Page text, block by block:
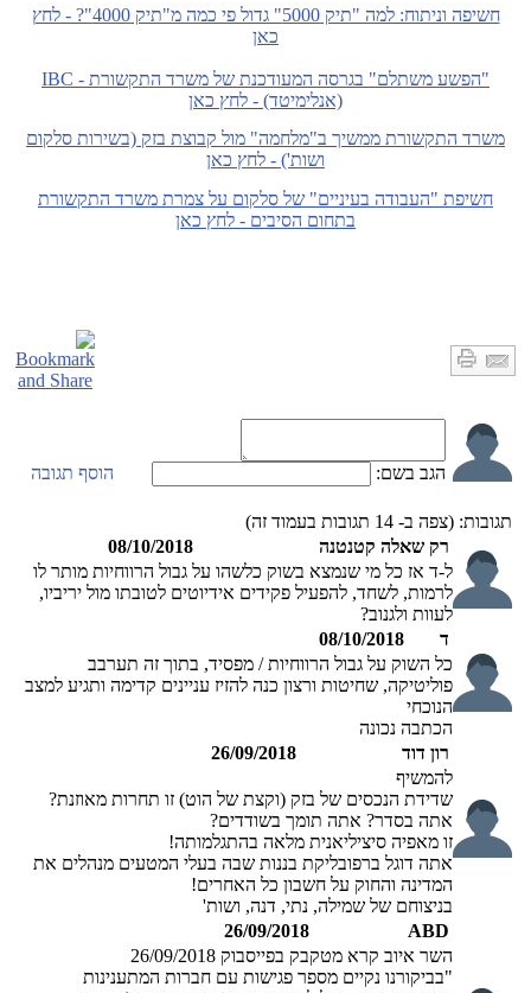
חשיפה וניתוח: למה "תיק 5000" גדול פי כמה מ"תיק 4000"? - לחץ
כאן
"הפשע משתלם" בגרסה המעודכנת של משרד התקשורת - IBC
(אנלימיטד) - לחץ כאן
משרד התקשורת ממשיך ב"מלחמה" מול קבוצת בזק (בשירות סלקום
ושות') - לחץ כאן
חשיפת "העבודה בעיניים" של סלקום על צמרת משרד התקשורת
בתחום הסיבים - לחץ כאן